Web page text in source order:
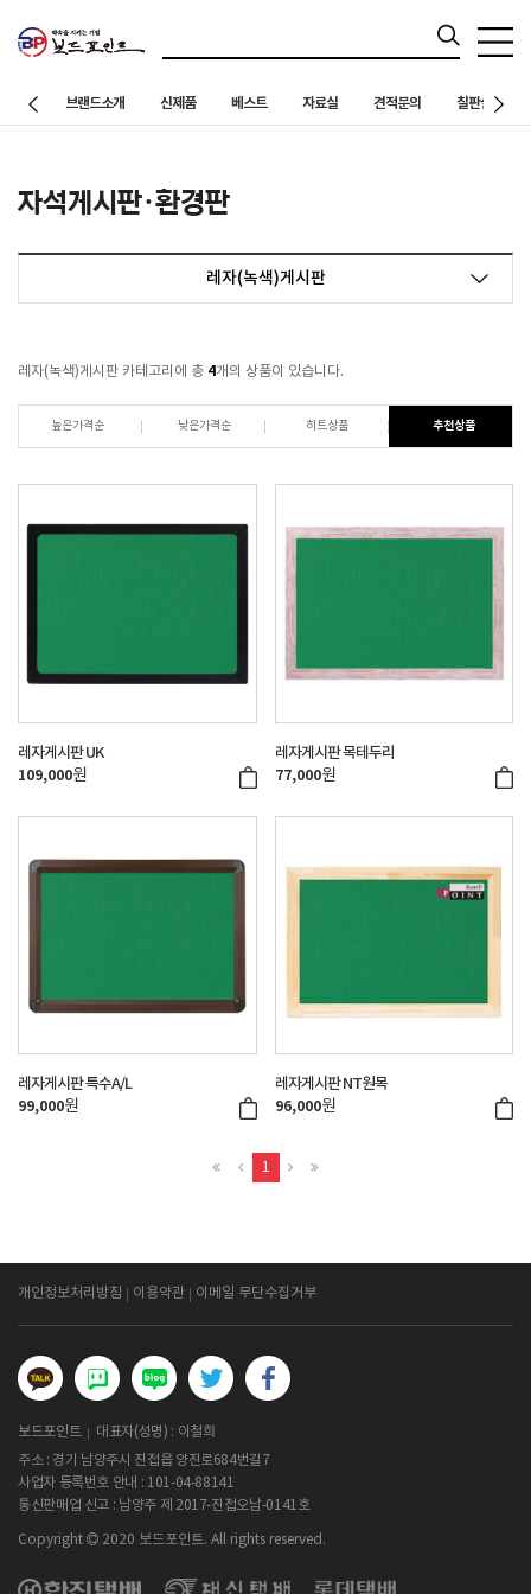
브랜드소개 신제품 베스트 자료실 견적문의 칠판설치 사례
자석게시판·환경판
레자(녹색)게시판
레자(녹색)게시판 카테고리에 총 4개의 상품이 있습니다.
높은가격순 낮은가격순 히트상품 추천상품
레자게시판 UK
109,000원
레자게시판 목테두리
77,000원
레자게시판 특수A/L
99,000원
레자게시판 NT원목
96,000원
1
개인정보처리방침 이용약관 이메일 무단수집거부
보드포인트
대표자(성명) : 이철희
주소 : 경기 남양주시 진접읍 양진로684번길7
사업자 등록번호 안내 : 101-04-88141
통신판매업 신고 : 남양주 제 2017-진접오남-0141호
Copyright 2020 보드포인트. All rights reserved.